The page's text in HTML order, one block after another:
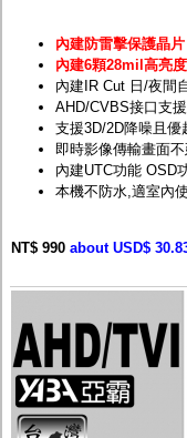
內建防雷擊保護晶片
內建6顆28mil高亮
內建IR Cut 日/夜間
AHD/CVBS接口支
支援3D/2D降噪且優
即時影像傳輸畫面
內建UTC功能 OSD
本機不防水,適室內
NT$ 990 about USD$